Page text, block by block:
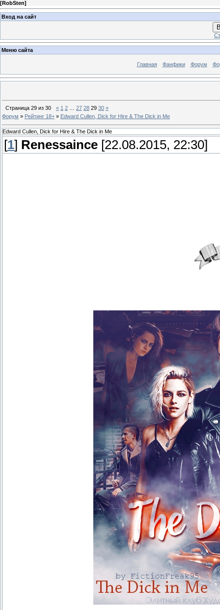
[RobSten]
Вход на сайт
Меню сайта
Главная Фанфики Форум
Страница 29 из 30 « 1 2 27 28 29 30 »
Форум » Рейтинг 18+ » Edward Cullen, Dick for Hire & The Dick in Me
Edward Cullen, Dick for Hire & The Dick in Me
[1] Renessaince [22.08.2015, 22:30]